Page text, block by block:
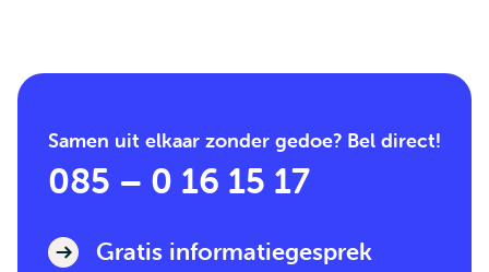
Samen uit elkaar zonder gedoe? Bel direct!
085 – 0 16 15 17
Gratis informatiegesprek